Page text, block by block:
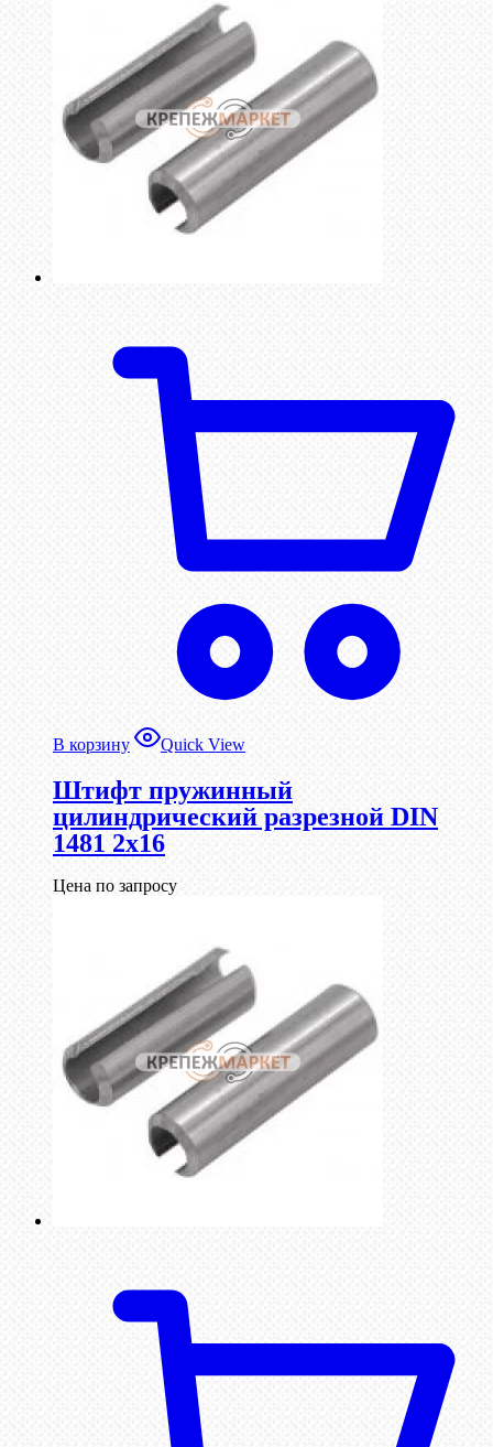
В корзину Quick View
Штифт пружинный
цилиндрический разрезной DIN
1481 2х16
Цена по запросу